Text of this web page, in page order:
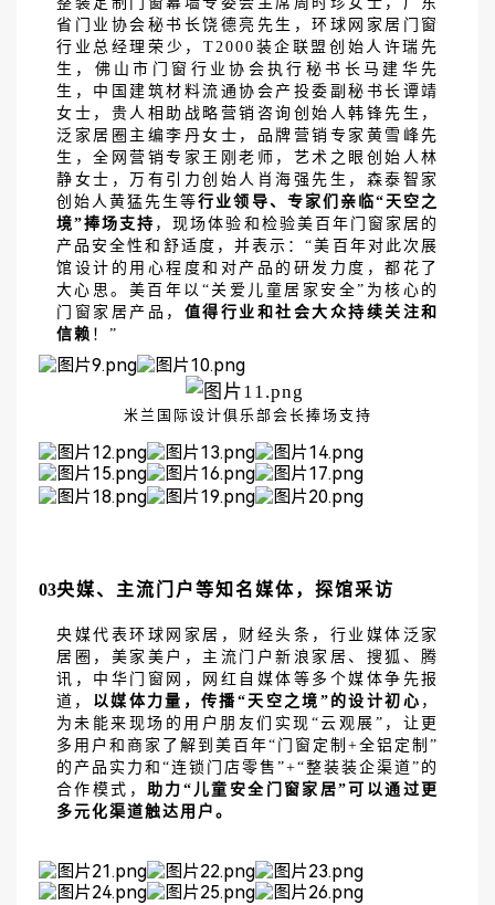
省门业协会秘书长饶德亮先生，环球网家居门窗
行业总经理荣少，T2000装企联盟创始人许瑞先
生，佛山市门窗行业协会执行秘书长马建华先
生，中国建筑材料流通协会产投委副秘书长谭靖
女士，贵人相助战略营销咨询创始人韩锋先生，
泛家居圈主编李丹女士，品牌营销专家黄雪峰先
生，全网营销专家王刚老师，艺术之眼创始人林
静女士，万有引力创始人肖海强先生，森泰智家
创始人黄猛先生等行业领导、专家们亲临“天空之
境”捧场支持 ，现场体验和检验美百年门窗家居的
产品安全性和舒适度，并表示：“美百年对此次展
馆设计的用心程度和对产品的研发力度，都花了
大心思。美百年以“关爱儿童居家安全”为核心的
门窗家居产品， 值得行业和社会大众持续关注和
信赖 ！ ”
米兰国际设计俱乐部会长捧场支持
03央媒、主流门户等知名媒体，探馆采访
央媒代表环球网家居，财经头条，行业媒体泛家
居圈，美家美户，主流门户新浪家居、搜狐、腾
讯，中华门窗网，网红自媒体等多个媒体争先报
道， 以媒体力量，传播“天空之境”的设计初心 ，
为未能来现场的用户朋友们实现 “云观展”，让更
多用户和商家了解到美百年“门窗定制+全铝定制”
的产品实力和“连锁门店零售”+“整装装企渠道”的
合作模式， 助力 “儿童安全门窗家居”可以通过更
多元化渠道触达用户。